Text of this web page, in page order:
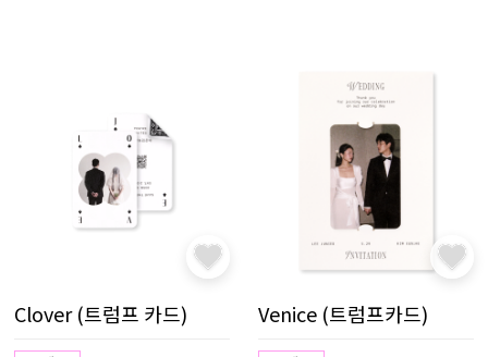
Clover (트럼프 카드) Venice (트럼프카드)